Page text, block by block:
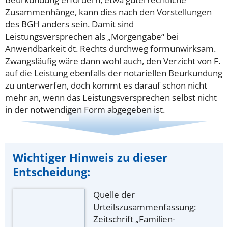
Zusammenhänge, kann dies nach den Vorstellungen
des BGH anders sein. Damit sind
Leistungsversprechen als „Morgengabe“ bei
Anwendbarkeit dt. Rechts durchweg formunwirksam.
Zwangsläufig wäre dann wohl auch, den Verzicht von F.
auf die Leistung ebenfalls der notariellen Beurkundung
zu unterwerfen, doch kommt es darauf schon nicht
mehr an, wenn das Leistungsversprechen selbst nicht
in der notwendigen Form abgegeben ist.
Wichtiger Hinweis zu dieser
Entscheidung:
Quelle der
Urteilszusammenfassung:
Zeitschrift „Familien-